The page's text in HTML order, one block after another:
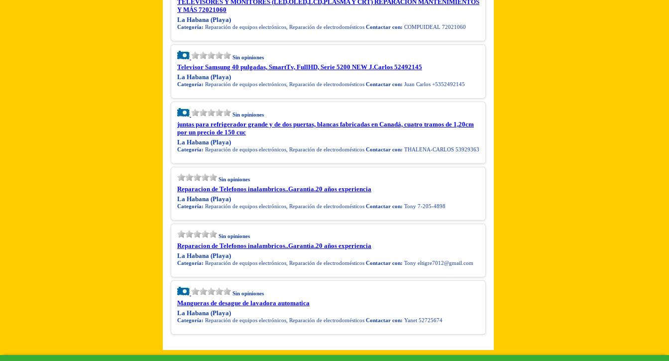
TELEVISORES Y MONITORES (LED,OLED,LCD,PLASMA Y CRT) REPARACION MANTENIMIENTOS
Y MÁS 72021060
La Habana (Playa)
Categoría: Reparación de equipos electrónicos, Reparación de electrodomésticos Contactar con: COMPUIDEAL 72021060
Sin opiniones
Televisor Samsung 40 pulgadas, SmartTv, FullHD, Serie 5200 NEW J.Carlos 52492145
La Habana (Playa)
Categoría: Reparación de equipos electrónicos, Reparación de electrodomésticos Contactar con: Juan Carlos +5352492145
Sin opiniones
juntas para refrigerador grande y de dos puertas, blancas fabricadas en Canadá, cuatro tramos de 1,20cm
por un precio de 150 cuc
La Habana (Playa)
Categoría: Reparación de equipos electrónicos, Reparación de electrodomésticos Contactar con: THALENA-CARLOS 53929363
Sin opiniones
Reparacion de Telefonos inalambricos..Garantia.20 años experiencia
La Habana (Playa)
Categoría: Reparación de equipos electrónicos, Reparación de electrodomésticos Contactar con: Tony 7-205-4898
Sin opiniones
Reparacion de Telefonos inalambricos..Garantia.20 años experiencia
La Habana (Playa)
Categoría: Reparación de equipos electrónicos, Reparación de electrodomésticos Contactar con: Tony eltigre7012@gmail.com
Sin opiniones
Mangueras de desague de lavadora automatica
La Habana (Playa)
Categoría: Reparación de equipos electrónicos, Reparación de electrodomésticos Contactar con: Yanet 52725674